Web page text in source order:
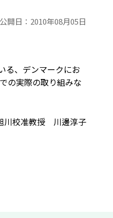
公開日： 2010年08月05日
る、デンマークにお
の実際の取り組みな
川校准教授 川邊淳子